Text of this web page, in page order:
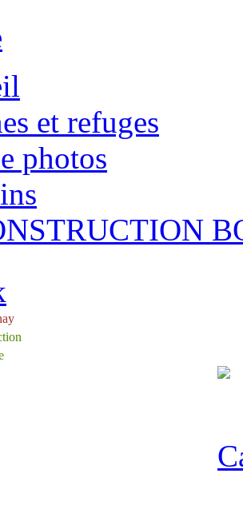
et refuges
photos